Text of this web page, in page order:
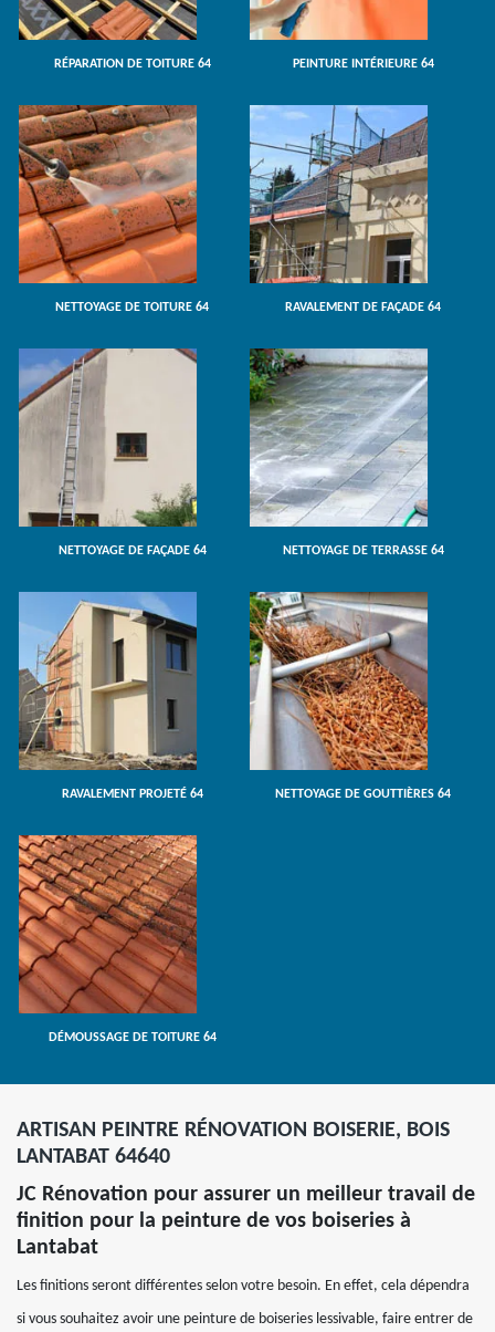
RÉPARATION DE TOITURE 64 PEINTURE INTÉRIEURE 64
NETTOYAGE DE TOITURE 64 RAVALEMENT DE FAÇADE 64
NETTOYAGE DE FAÇADE 64 NETTOYAGE DE TERRASSE 64
RAVALEMENT PROJETÉ 64 NETTOYAGE DE GOUTTIÈRES 64
DÉMOUSSAGE DE TOITURE 64
ARTISAN PEINTRE RÉNOVATION BOISERIE, BOIS
LANTABAT 64640
JC Rénovation pour assurer un meilleur travail de
finition pour la peinture de vos boiseries à
Lantabat
Les finitions seront différentes selon votre besoin. En effet, cela dépendra
si vous souhaitez avoir une peinture de boiseries lessivable, faire entrer de